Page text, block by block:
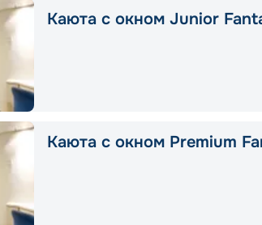
Каюта с окном Junior
Каюта с окном Premium